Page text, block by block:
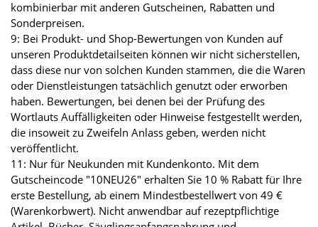
kombinierbar mit anderen Gutscheinen, Rabatten und
Sonderpreisen.
9: Bei Produkt- und Shop-Bewertungen von Kunden auf
unseren Produktdetailseiten können wir nicht sicherstellen,
dass diese nur von solchen Kunden stammen, die die Waren
oder Dienstleistungen tatsächlich genutzt oder erworben
haben. Bewertungen, bei denen bei der Prüfung des
Wortlauts Auffälligkeiten oder Hinweise festgestellt werden,
die insoweit zu Zweifeln Anlass geben, werden nicht
veröffentlicht.
11: Nur für Neukunden mit Kundenkonto. Mit dem
Gutscheincode "10NEU26" erhalten Sie 10 % Rabatt für Ihre
erste Bestellung, ab einem Mindestbestellwert von 49 €
(Warenkorbwert). Nicht anwendbar auf rezeptpflichtige